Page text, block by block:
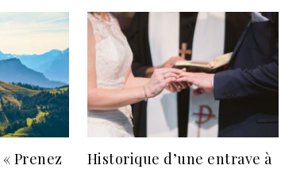
Prenez
Historique d’une entrave à